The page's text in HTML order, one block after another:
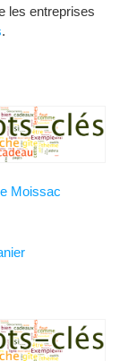
les entreprises
.
Moissac